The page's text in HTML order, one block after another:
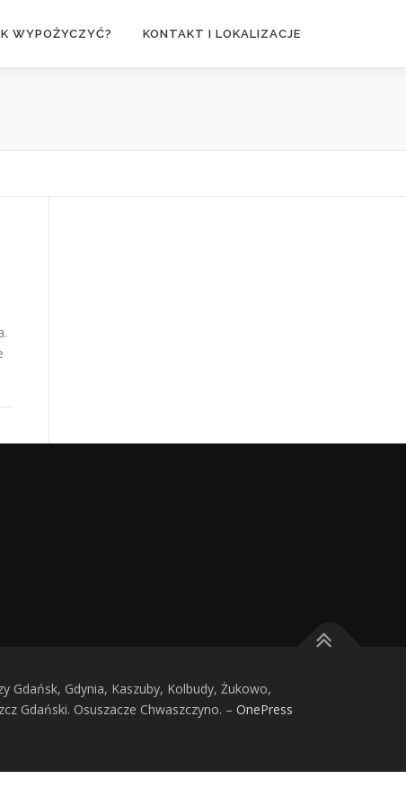
WYPOŻYCZYĆ? KONTAKT I LOKALIZACJE
Gdańsk, Gdynia, Kaszuby, Kolbudy, Żukowo,
Gdański. Osuszacze Chwaszczyno. – OnePress